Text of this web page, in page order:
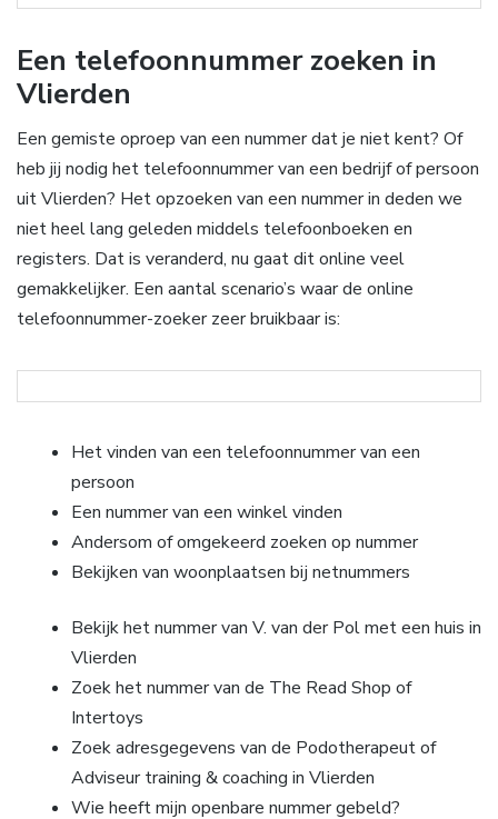
Een telefoonnummer zoeken in
Vlierden
Een gemiste oproep van een nummer dat je niet kent? Of
heb jij nodig het telefoonnummer van een bedrijf of persoon
uit Vlierden? Het opzoeken van een nummer in deden we
niet heel lang geleden middels telefoonboeken en
registers. Dat is veranderd, nu gaat dit online veel
gemakkelijker. Een aantal scenario’s waar de online
telefoonnummer-zoeker zeer bruikbaar is:
Het vinden van een telefoonnummer van een
persoon
Een nummer van een winkel vinden
Andersom of omgekeerd zoeken op nummer
Bekijken van woonplaatsen bij netnummers
Bekijk het nummer van V. van der Pol met een huis in
Vlierden
Zoek het nummer van de The Read Shop of
Intertoys
Zoek adresgegevens van de Podotherapeut of
Adviseur training & coaching in Vlierden
Wie heeft mijn openbare nummer gebeld?